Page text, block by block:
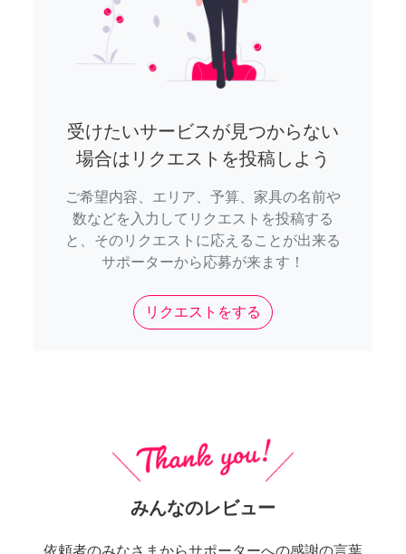
受けたいサービスが見つからない
場合はリクエストを投稿しよう
ご希望内容、エリア、予算、家具の名前や
数などを入力してリクエストを投稿する
と、そのリクエストに応えることが出来る
サポーターから応募が来ます！
リクエストをする
みんなのレビュー